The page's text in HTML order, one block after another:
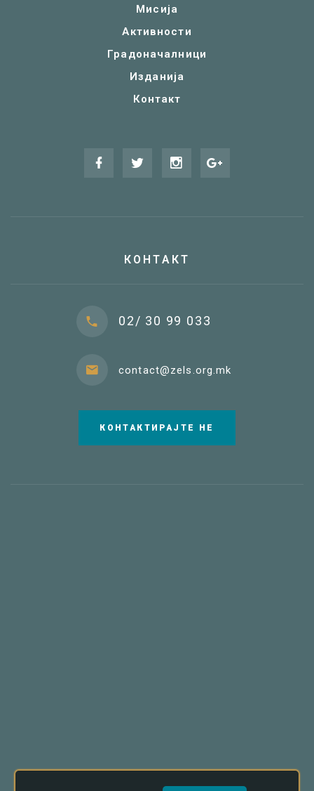
Мисија
Активности
Градоначалници
Изданија
Контакт
КОНТАКТ
02/ 30 99 033
contact@zels.org.mk
КОНТАКТИРАЈТЕ НЕ